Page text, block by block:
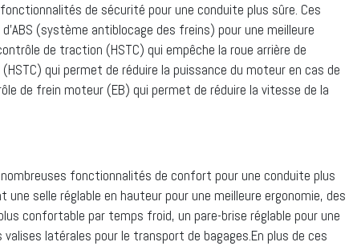
de sécurité pour une conduite plus sûre. Ces
(système antiblocage des freins) pour une meilleure
de traction (HSTC) qui empêche la roue arrière de
qui permet de réduire la puissance du moteur en cas de
de frein moteur (EB) qui permet de réduire la vitesse de la
fonctionnalités de confort pour une conduite plus
selle réglable en hauteur pour une meilleure ergonomie, des
confortable par temps froid, un pare-brise réglable pour une
latérales pour le transport de bagages.En plus de ces